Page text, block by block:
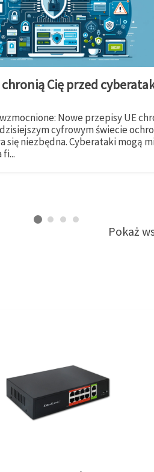
Cię przed
Nowe przepisy UE
cyfrowym świecie
się niezbędna. Cyberataki mogą
Pokaż